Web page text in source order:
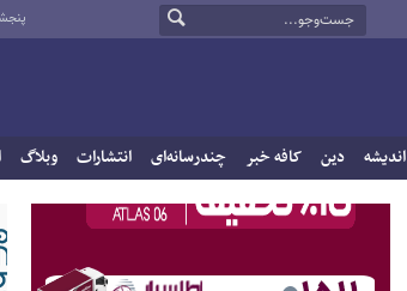
پنجشنبه ۱۵
اندیشه دین کافه خبر چندرسانه‌ای انتشارات وبلاگ